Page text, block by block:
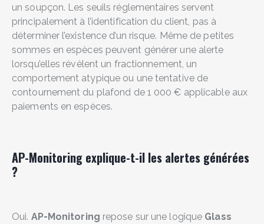
un soupçon. Les seuils réglementaires servent
principalement à l’identification du client, pas à
déterminer l’existence d’un risque. Même de petites
sommes en espèces peuvent générer une alerte
lorsqu’elles révèlent un fractionnement, un
comportement atypique ou une tentative de
contournement du plafond de 1 000 € applicable aux
paiements en espèces.
AP-Monitoring explique-t-il les alertes générées
?
Oui. AP-Monitoring repose sur une logique Glass